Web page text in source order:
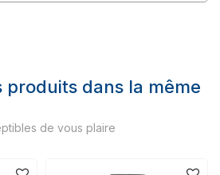
produits dans la même
de vous plaire